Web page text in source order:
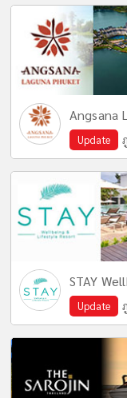
Angsana
Update
STAY
Update